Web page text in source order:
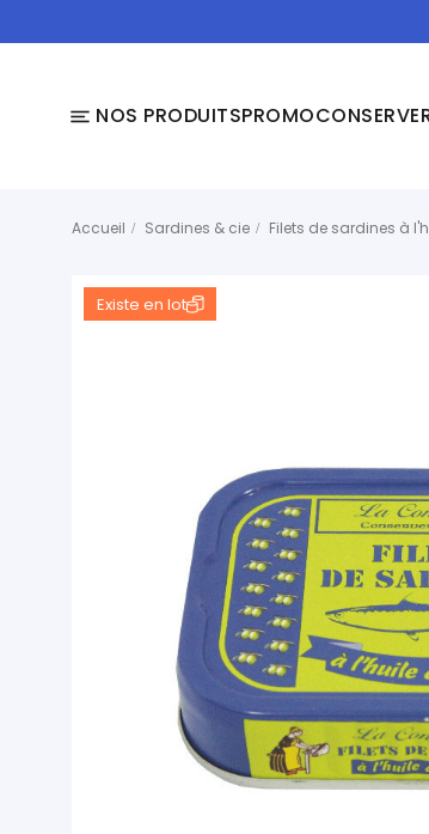
NOS PRODUITSPROMO
Accueil Sardines & cie Filets de sardines à
Existe en lot